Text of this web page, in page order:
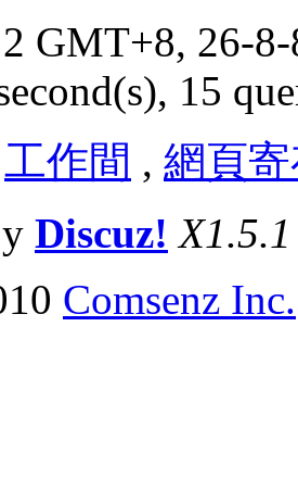
GMT+8, 26-
15
工作間 , 網頁
Discuz! X1.5.1
Comsenz Inc.